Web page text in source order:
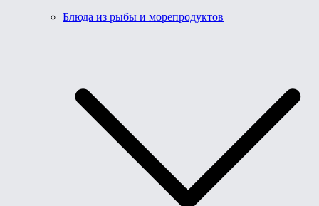
Блюда из рыбы и морепродуктов